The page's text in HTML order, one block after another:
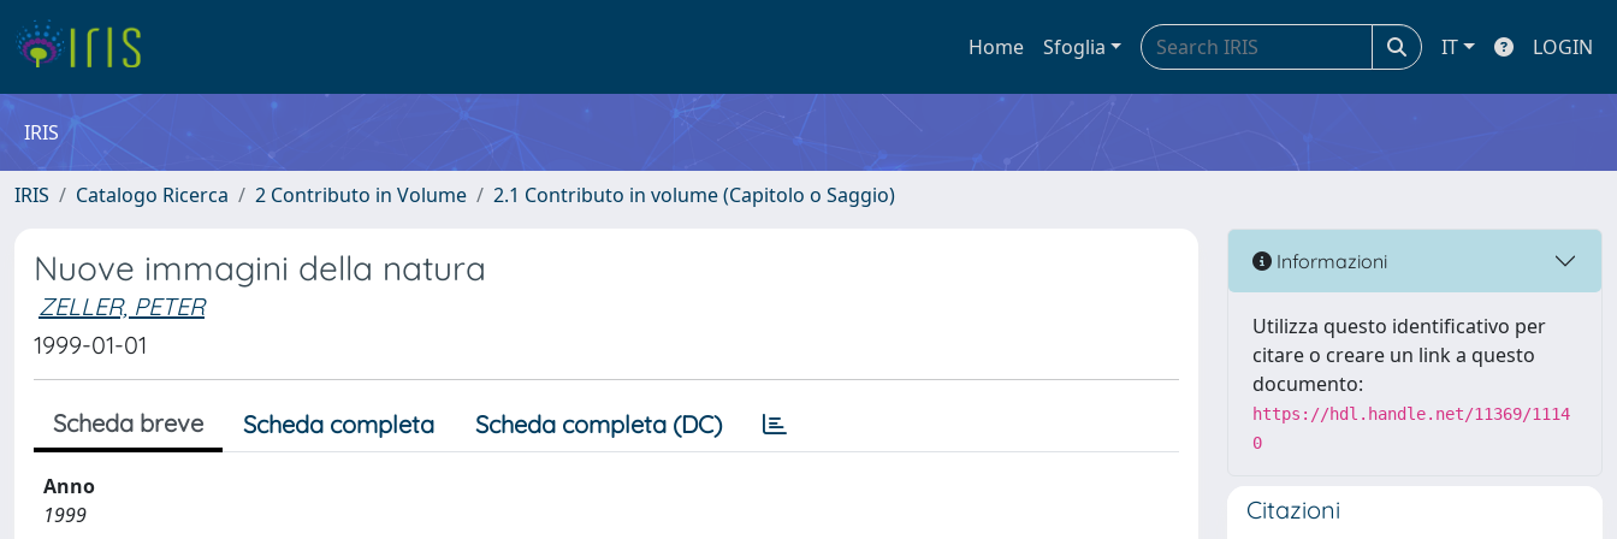
Home Sfoglia IT LOGIN
IRIS
IRIS Catalogo Ricerca 2 Contributo in Volume 2.1 Contributo in volume (Capitolo o Saggio)
Nuove immagini della natura
ZELLER, PETER
1999-01-01
Scheda breve Scheda completa Scheda completa (DC)
Anno
1999
Informazioni
Utilizza questo identificativo per
citare o creare un link a questo
documento:
https://hdl.handle.net/11369/1114
0
Citazioni